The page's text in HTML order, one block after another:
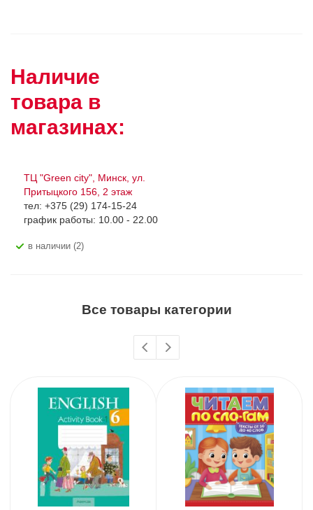
Наличие
товара в
магазинах:
ТЦ "Green city", Минск, ул.
Притыцкого 156, 2 этаж
тел: +375 (29) 174-15-24
график работы: 10.00 - 22.00
В наличии (2)
Все товары категории